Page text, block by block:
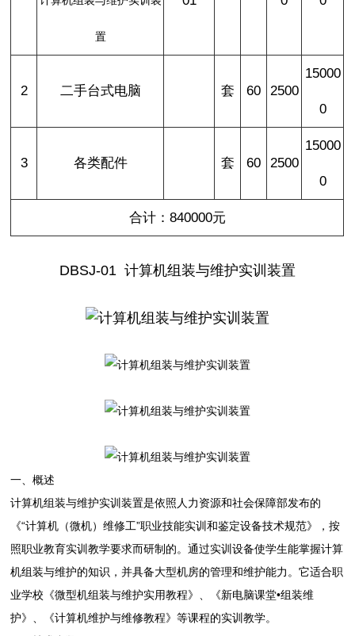
置
2 二手台式电脑 套 60 2500
15000
0
3 各类配件 套 60 2500
15000
0
合计：840000元
DBSJ-01 计算机组装与维护实训装置
一、概述
计算机组装与维护实训装置是依照人力资源和社会保障部发布的
《“计算机（微机）维修工”职业技能实训和鉴定设备技术规范》，按
照职业教育实训教学要求而研制的。通过实训设备使学生能掌握计算
机组装与维护的知识，并具备大型机房的管理和维护能力。它适合职
业学校《微型机组装与维护实用教程》、《新电脑课堂•组装维
护》、《计算机维护与维修教程》等课程的实训教学。